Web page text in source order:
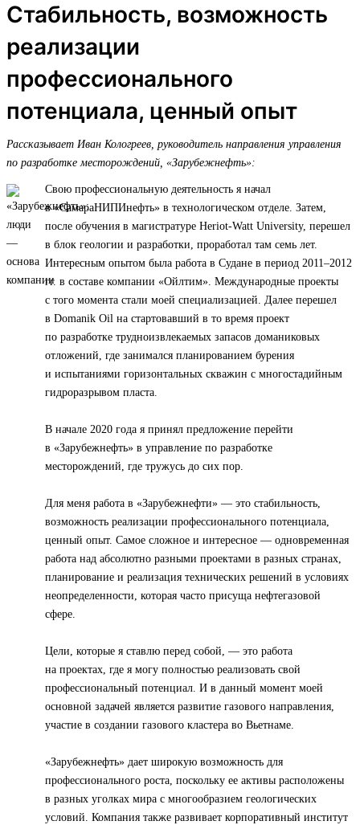
Стабильность, возможность
реализации
профессионального
потенциала, ценный опыт
Рассказывает Иван Кологреев, руководитель направления управления
по разработке месторождений, «Зарубежнефть»:
Свою профессиональную деятельность я начал
в «СамараНИПИнефть» в технологическом отделе. Затем,
после обучения в магистратуре Heriot-Watt University, перешел
в блок геологии и разработки, проработал там семь лет.
Интересным опытом была работа в Судане в период 2011–2012
гг. в составе компании «Ойлтим». Международные проекты
с того момента стали моей специализацией. Далее перешел
в Domanik Oil на стартовавший в то время проект
по разработке трудноизвлекаемых запасов доманиковых
отложений, где занимался планированием бурения
и испытаниями горизонтальных скважин с многостадийным
гидроразрывом пласта.
В начале 2020 года я принял предложение перейти
в «Зарубежнефть» в управление по разработке
месторождений, где тружусь до сих пор.
Для меня работа в «Зарубежнефти» — это стабильность,
возможность реализации профессионального потенциала,
ценный опыт. Самое сложное и интересное — одновременная
работа над абсолютно разными проектами в разных странах,
планирование и реализация технических решений в условиях
неопределенности, которая часто присуща нефтегазовой
сфере.
Цели, которые я ставлю перед собой, — это работа
на проектах, где я могу полностью реализовать свой
профессиональный потенциал. И в данный момент моей
основной задачей является развитие газового направления,
участие в создании газового кластера во Вьетнаме.
«Зарубежнефть» дает широкую возможность для
профессионального роста, поскольку ее активы расположены
в разных уголках мира с многообразием геологических
условий. Компания также развивает корпоративный институт